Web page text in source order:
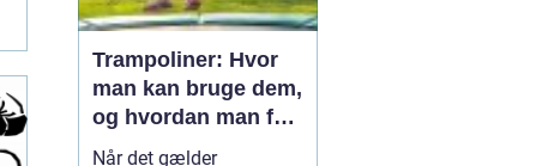
Trampoliner: Hvor
man kan bruge dem,
og hvordan man får
en til sit hjem
Når det gælder